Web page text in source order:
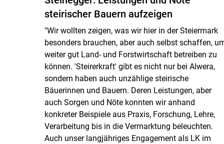
steirischer Bauern aufzeigen
"Wir wollten zeigen, was wir hier in der Steiermark
besonders brauchen, aber auch selbst schaffen,
weiter gut Land- und Forstwirtschaft betreiben zu
können. 'Steirerkraft' gibt es nicht nur bei Alwera,
sondern haben auch unzählige steirische
Bäuerinnen und Bauern. Deren Leistungen, aber
auch Sorgen und Nöte konnten wir anhand
konkreter Beispiele aus Praxis, Forschung, Lehre,
Verarbeitung bis in die Vermarktung beleuchten.
Auch unser langjähriges Engagement als LK im